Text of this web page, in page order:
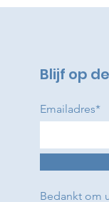
Blijf op
Emailadres*
Bedankt om